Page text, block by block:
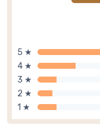
5 ★
4 ★
3 ★
2 ★
1 ★